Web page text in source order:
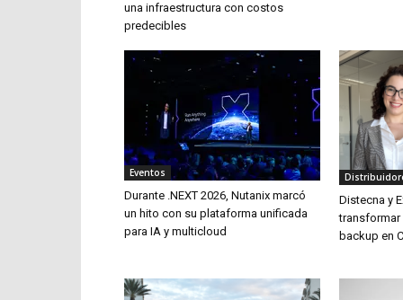
una infraestructura con costos
predecibles
Eventos
Durante .NEXT 2026, Nutanix marcó
un hito con su plataforma unificada
para IA y multicloud
Distecna y
transformar
backup en